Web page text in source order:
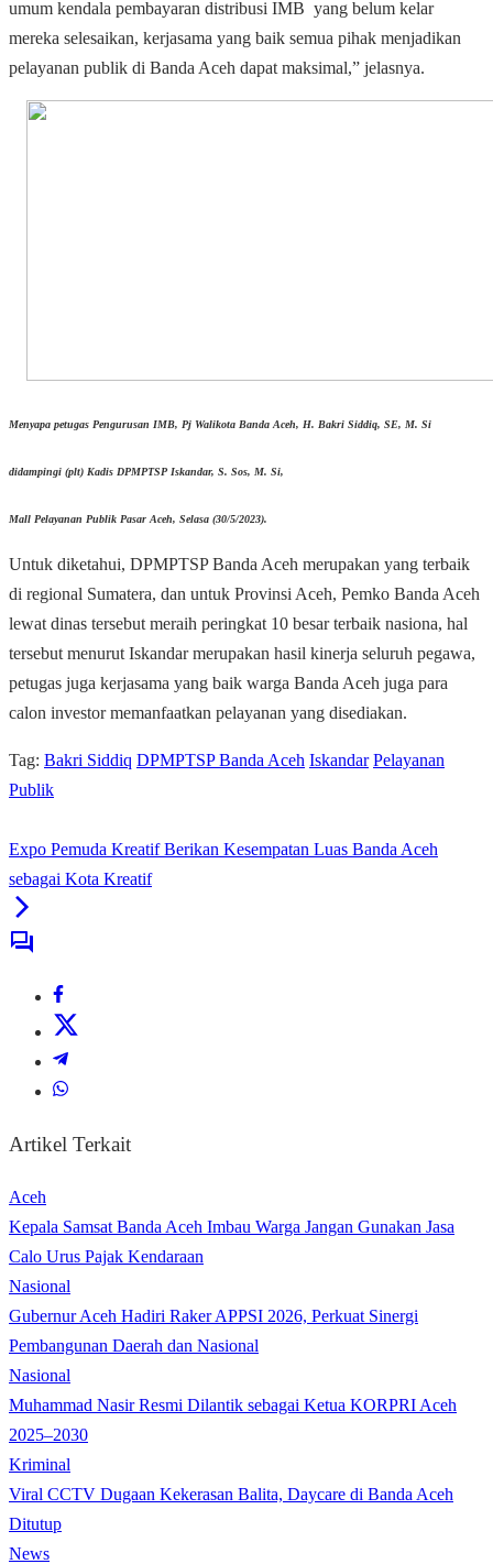
umum kendala pembayaran distribusi IMB yang belum kelar
mereka selesaikan, kerjasama yang baik semua pihak menjadikan
pelayanan publik di Banda Aceh dapat maksimal,” jelasnya.
Menyapa petugas Pengurusan IMB, Pj Walikota Banda Aceh, H. Bakri Siddiq, SE, M. Si
didampingi (plt) Kadis DPMPTSP Iskandar, S. Sos, M. Si,
Mall Pelayanan Publik Pasar Aceh, Selasa (30/5/2023).
Untuk diketahui, DPMPTSP Banda Aceh merupakan yang terbaik
di regional Sumatera, dan untuk Provinsi Aceh, Pemko Banda Aceh
lewat dinas tersebut meraih peringkat 10 besar terbaik nasiona, hal
tersebut menurut Iskandar merupakan hasil kinerja seluruh pegawa,
petugas juga kerjasama yang baik warga Banda Aceh juga para
calon investor memanfaatkan pelayanan yang disediakan.
Tag: Bakri Siddiq DPMPTSP Banda Aceh Iskandar Pelayanan
Publik
Expo Pemuda Kreatif Berikan Kesempatan Luas Banda Aceh
sebagai Kota Kreatif
Artikel Terkait
Aceh
Kepala Samsat Banda Aceh Imbau Warga Jangan Gunakan Jasa
Calo Urus Pajak Kendaraan
Nasional
Gubernur Aceh Hadiri Raker APPSI 2026, Perkuat Sinergi
Pembangunan Daerah dan Nasional
Nasional
Muhammad Nasir Resmi Dilantik sebagai Ketua KORPRI Aceh
2025–2030
Kriminal
Viral CCTV Dugaan Kekerasan Balita, Daycare di Banda Aceh
Ditutup
News